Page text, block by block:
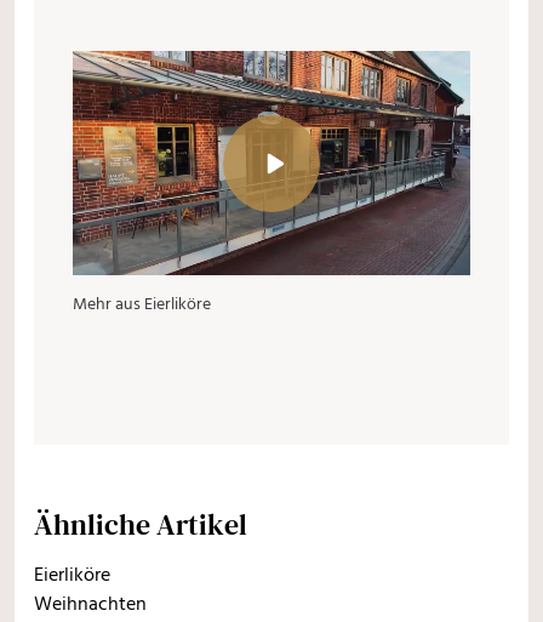
Mehr aus Eierliköre
Ähnliche Artikel
Eierliköre
Weihnachten